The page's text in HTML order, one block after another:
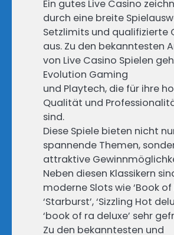
Ein gutes Live Casino
durch eine breite
Setzlimits und qualifizierte
aus. Zu den bekanntesten
von Live Casino Spielen
Evolution Gaming
und Playtech, die für ihre
Qualität und
sind.
Diese Spiele bieten nicht
spannende Themen,
attraktive
Neben diesen Klassikern
moderne Slots wie ‘Book of
‘Starburst’, ‘Sizzling Hot
‘book of ra deluxe’ sehr
Zu den bekanntesten und